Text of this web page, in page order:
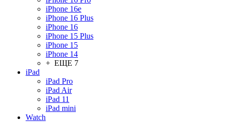
iPhone 16e
iPhone 16 Plus
iPhone 16
iPhone 15 Plus
iPhone 15
iPhone 14
+ ЕЩЕ 7
iPad
iPad Pro
iPad Air
iPad 11
iPad mini
Watch